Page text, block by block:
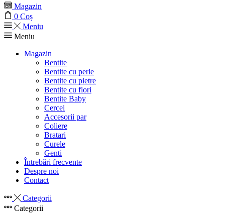
Magazin
0 Coș
Meniu
Meniu
Magazin
Bentite
Bentite cu perle
Bentite cu pietre
Bentite cu flori
Bentite Baby
Cercei
Accesorii par
Coliere
Bratari
Curele
Genti
Întrebări frecvente
Despre noi
Contact
Categorii
Categorii